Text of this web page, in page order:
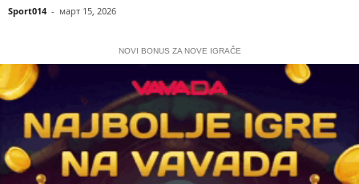
Sport014 - март 15, 2026
NOVI BONUS ZA NOVE IGRAČE